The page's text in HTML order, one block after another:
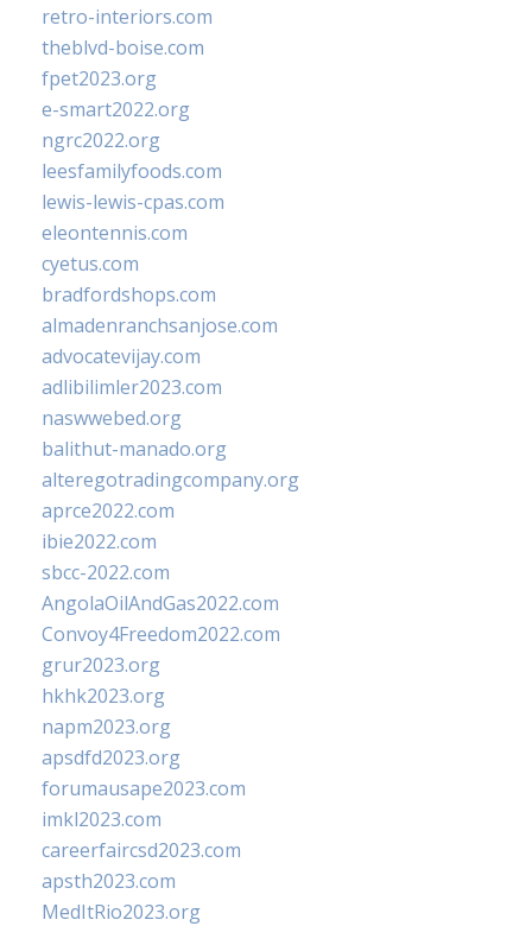
retro-interiors.com
theblvd-boise.com
fpet2023.org
e-smart2022.org
ngrc2022.org
leesfamilyfoods.com
lewis-lewis-cpas.com
eleontennis.com
cyetus.com
bradfordshops.com
almadenranchsanjose.com
advocatevijay.com
adlibilimler2023.com
naswwebed.org
balithut-manado.org
alteregotradingcompany.org
aprce2022.com
ibie2022.com
sbcc-2022.com
AngolaOilAndGas2022.com
Convoy4Freedom2022.com
grur2023.org
hkhk2023.org
napm2023.org
apsdfd2023.org
forumausape2023.com
imkl2023.com
careerfaircsd2023.com
apsth2023.com
MedItRio2023.org